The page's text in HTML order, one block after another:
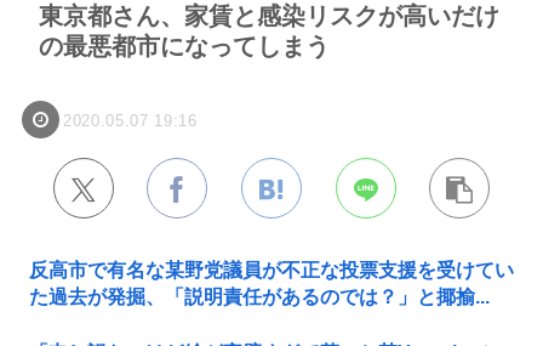
東京都さん、家賃と感染リスクが高いだけ
の最悪都市になってしまう
2020.05.07 19:16
反高市で有名な某野党議員が不正な投票支援を受けてい
た過去が発掘、「説明責任があるのでは？」と揶揄...